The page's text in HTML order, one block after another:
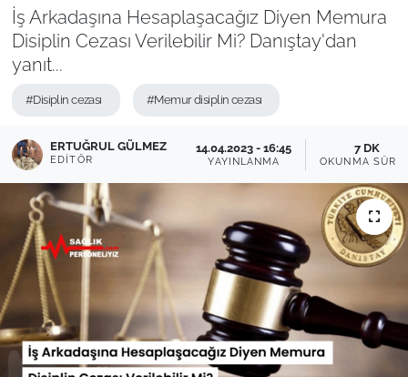
İş Arkadaşına Hesaplaşacağız Diyen Memura
Disiplin Cezası Verilebilir Mi? Danıştay'dan
yanıt...
#Disiplin cezası #Memur disiplin cezası
ERTUĞRUL GÜLMEZ
EDITÖR
14.04.2023 - 16:45
YAYINLANMA
7 DK
OKUNMA
Sendika
Sağlık Personeli Alımı
Eğitim
Sağlık
Güncel
Kamu Alımları
Tüm Manşetler
Son Dakika Haberleri
Haber Arşivi